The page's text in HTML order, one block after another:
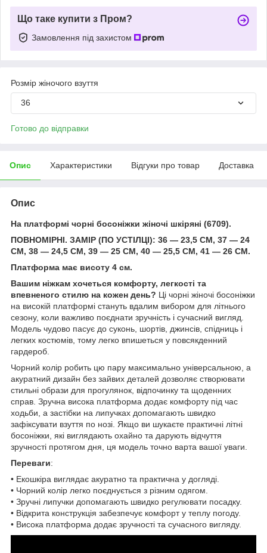
Що таке купити з Пром?
Замовлення під захистом
Розмір жіночого взуття
36
Готово до відправки
Опис Характеристики Відгуки про товар Доставка
Опис
На платформі чорні босоніжки жіночі шкіряні (6709).
ПОВНОМІРНІ. ЗАМІР (ПО УСТІЛЦІ): 36 — 23,5 СМ, 37 — 24
СМ, 38 — 24,5 СМ, 39 — 25 СМ, 40 — 25,5 СМ, 41 — 26 СМ.
Платформа має висоту 4 см.
Вашим ніжкам хочеться комфорту, легкості та
впевненого стилю на кожен день? Ці чорні жіночі босоніжки
на високій платформі стануть вдалим вибором для літнього
сезону, коли важливо поєднати зручність і сучасний вигляд.
Модель чудово пасує до суконь, шортів, джинсів, спідниць і
легких костюмів, тому легко впишеться у повсякденний
гардероб.
Чорний колір робить цю пару максимально універсальною, а
акуратний дизайн без зайвих деталей дозволяє створювати
стильні образи для прогулянок, відпочинку та щоденних
справ. Зручна висока платформа додає комфорту під час
ходьби, а застібки на липучках допомагають швидко
зафіксувати взуття по нозі. Якщо ви шукаєте практичні літні
босоніжки, які виглядають охайно та дарують відчуття
зручності протягом дня, ця модель точно варта вашої уваги.
Переваги:
• Екошкіра виглядає акуратно та практична у догляді.
• Чорний колір легко поєднується з різним одягом.
• Зручні липучки допомагають швидко регулювати посадку.
• Відкрита конструкція забезпечує комфорт у теплу погоду.
• Висока платформа додає зручності та сучасного вигляду.